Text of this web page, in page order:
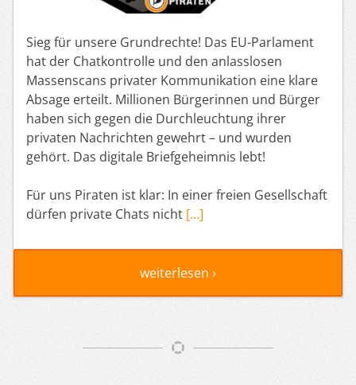
Sieg für unsere Grundrechte! Das EU-Parlament
hat der Chatkontrolle und den anlasslosen
Massenscans privater Kommunikation eine klare
Absage erteilt. Millionen Bürgerinnen und Bürger
haben sich gegen die Durchleuchtung ihrer
privaten Nachrichten gewehrt – und wurden
gehört. Das digitale Briefgeheimnis lebt!
Für uns Piraten ist klar: In einer freien Gesellschaft
dürfen private Chats nicht […]
weiterlesen ›